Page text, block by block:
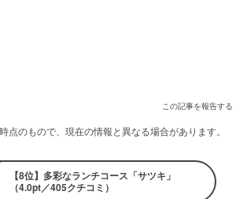
この記事を報告する
点のもので、現在の情報と異なる場合があります。
【8位】多彩なランチコース「サツキ」
（4.0pt／405クチコミ）